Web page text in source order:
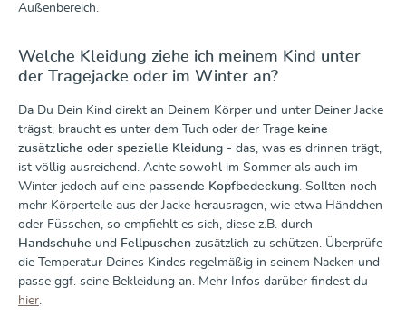
Außenbereich.
Welche Kleidung ziehe ich meinem Kind unter
der Tragejacke oder im Winter an?
Da Du Dein Kind direkt an Deinem Körper und unter Deiner Jacke
trägst, braucht es unter dem Tuch oder der Trage keine
zusätzliche oder spezielle Kleidung - das, was es drinnen trägt,
ist völlig ausreichend. Achte sowohl im Sommer als auch im
Winter jedoch auf eine passende Kopfbedeckung . Sollten noch
mehr Körperteile aus der Jacke herausragen, wie etwa Händchen
oder Füsschen, so empfiehlt es sich, diese z.B. durch
Handschuhe und Fellpuschen zusätzlich zu schützen. Überprüfe
die Temperatur Deines Kindes regelmäßig in seinem Nacken und
passe ggf. seine Bekleidung an. Mehr Infos darüber findest du
hier